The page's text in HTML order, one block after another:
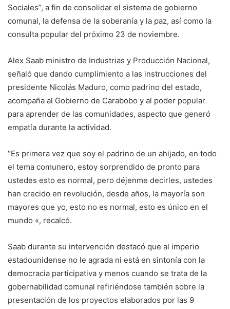
Sociales”, a fin de consolidar el sistema de gobierno
comunal, la defensa de la soberanía y la paz, así como la
consulta popular del próximo 23 de noviembre.
Alex Saab ministro de Industrias y Producción Nacional,
señaló que dando cumplimiento a las instrucciones del
presidente Nicolás Maduro, como padrino del estado,
acompaña al Gobierno de Carabobo y al poder popular
para aprender de las comunidades, aspecto que generó
empatía durante la actividad.
“Es primera vez que soy el padrino de un ahijado, en todo
el tema comunero, estoy sorprendido de pronto para
ustedes esto es normal, pero déjenme decirles, ustedes
han crecido en revolución, desde años, la mayoría son
mayores que yo, esto no es normal, esto es único en el
mundo «, recalcó.
Saab durante su intervención destacó que al imperio
estadounidense no le agrada ni está en sintonía con la
democracia participativa y menos cuando se trata de la
gobernabilidad comunal refiriéndose también sobre la
presentación de los proyectos elaborados por las 9